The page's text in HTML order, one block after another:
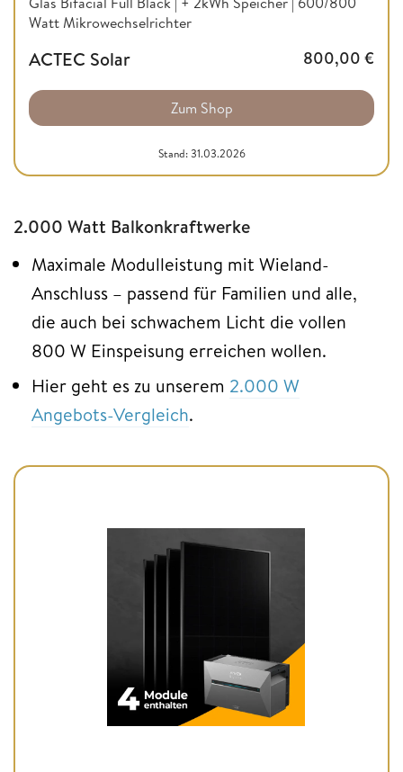
Watt Mikrowechselrichter
ACTEC Solar 800,00 €
Zum Shop
Stand: 31.03.2026
2.000 Watt Balkonkraftwerke
Maximale Modulleistung mit Wieland-
Anschluss – passend für Familien und alle,
die auch bei schwachem Licht die vollen
800 W Einspeisung erreichen wollen.
Hier geht es zu unserem 2.000 W
Angebots-Vergleich.